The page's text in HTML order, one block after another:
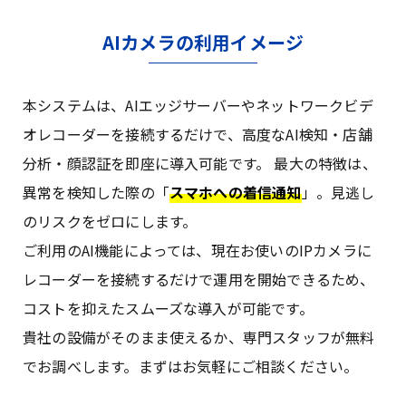
AIカメラの利用イメージ
本システムは、AIエッジサーバーやネットワークビデ
オレコーダーを接続するだけで、高度なAI検知・店舗
分析・顔認証を即座に導入可能です。 最大の特徴は、
異常を検知した際の「スマホへの着信通知」。見逃し
のリスクをゼロにします。
ご利用のAI機能によっては、現在お使いのIPカメラに
レコーダーを接続するだけで運用を開始できるため、
コストを抑えたスムーズな導入が可能です。
貴社の設備がそのまま使えるか、専門スタッフが無料
でお調べします。まずはお気軽にご相談ください。